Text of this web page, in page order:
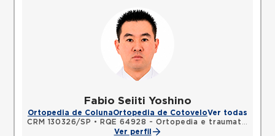
Fabio Seiiti Yoshino
Ortopedia de ColunaOrtopedia de CotoveloVer todas
CRM 130326/SP •
RQE 64928 - Ortopedia e traumatologia
Ver perfil